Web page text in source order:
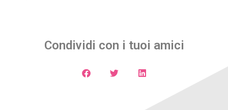
Condividi con i tuoi amici